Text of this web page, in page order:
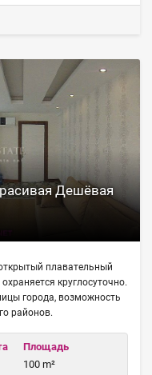
Дешёвая
плавательный
круглосуточно.
города, возможность
районов.
Площадь
100 m²